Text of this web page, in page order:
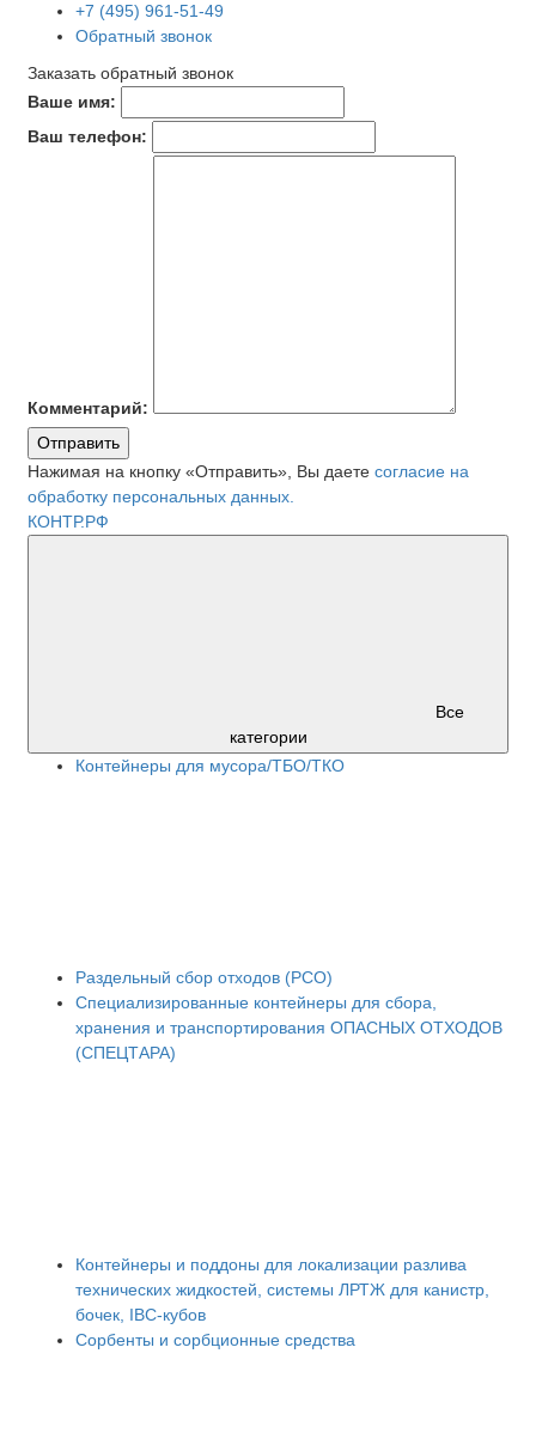
+7 (495) 961-51-49
Обратный звонок
Заказать обратный звонок
Ваше имя:
Ваш телефон:
Комментарий:
Отправить
Нажимая на кнопку «Отправить», Вы даете согласие на
обработку персональных данных.
КОНТР.РФ
Все
категории
Контейнеры для мусора/ТБО/ТКО
Раздельный сбор отходов (РСО)
Специализированные контейнеры для сбора,
хранения и транспортирования ОПАСНЫХ ОТХОДОВ
(СПЕЦТАРА)
Контейнеры и поддоны для локализации разлива
технических жидкостей, системы ЛРТЖ для канистр,
бочек, IBC-кубов
Сорбенты и сорбционные средства